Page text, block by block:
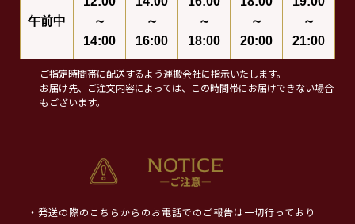
午前中
～
14:00
～
16:00
～
18:00
～
20:00
～
21:00
ご指定時間帯に配送するよう運搬会社に指示いたします。
お届け先、ご注文内容によっては、この時間帯にお届けできない場合
もございます。
・発送の際のこちらからのお電話でのご報告は一切行っており